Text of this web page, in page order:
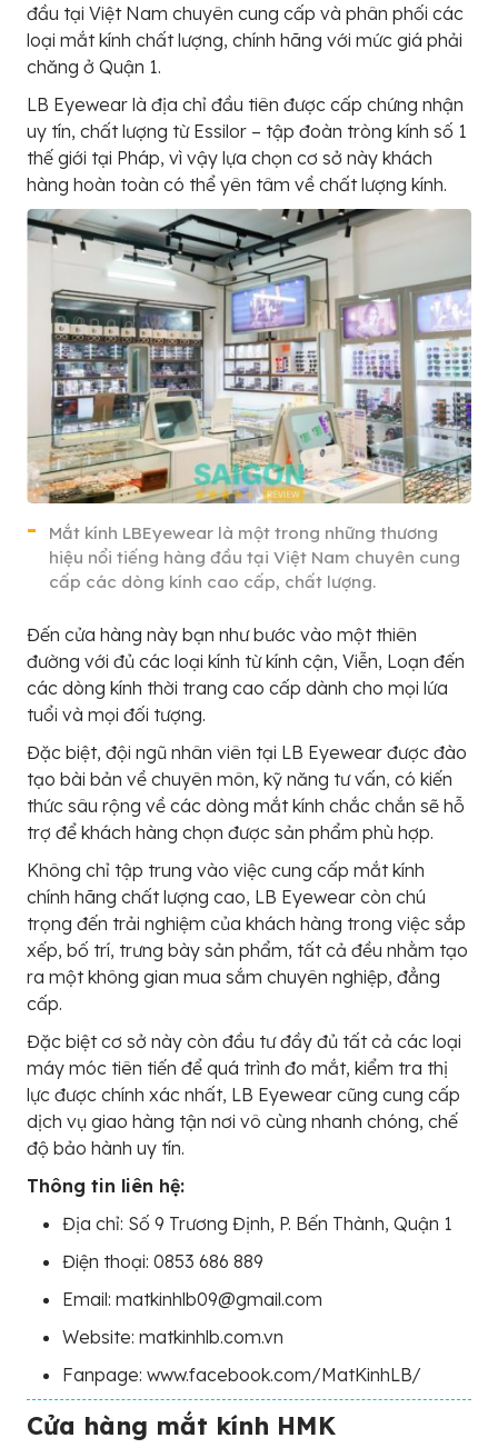
đầu tại Việt Nam chuyên cung cấp và phân phối các
loại mắt kính chất lượng, chính hãng với mức giá phải
chăng ở Quận 1.
LB Eyewear là địa chỉ đầu tiên được cấp chứng nhận
uy tín, chất lượng từ Essilor – tập đoàn tròng kính số 1
thế giới tại Pháp, vì vậy lựa chọn cơ sở này khách
hàng hoàn toàn có thể yên tâm về chất lượng kính.
Mắt kính LBEyewear là một trong những thương
hiệu nổi tiếng hàng đầu tại Việt Nam chuyên cung
cấp các dòng kính cao cấp, chất lượng.
Đến cửa hàng này bạn như bước vào một thiên
đường với đủ các loại kính từ kính cận, Viễn, Loạn đến
các dòng kính thời trang cao cấp dành cho mọi lứa
tuổi và mọi đối tượng.
Đặc biệt, đội ngũ nhân viên tại LB Eyewear được đào
tạo bài bản về chuyên môn, kỹ năng tư vấn, có kiến
thức sâu rộng về các dòng mắt kính chắc chắn sẽ hỗ
trợ để khách hàng chọn được sản phẩm phù hợp.
Không chỉ tập trung vào việc cung cấp mắt kính
chính hãng chất lượng cao, LB Eyewear còn chú
trọng đến trải nghiệm của khách hàng trong việc sắp
xếp, bố trí, trưng bày sản phẩm, tất cả đều nhằm tạo
ra một không gian mua sắm chuyên nghiệp, đẳng
cấp.
Đặc biệt cơ sở này còn đầu tư đầy đủ tất cả các loại
máy móc tiên tiến để quá trình đo mắt, kiểm tra thị
lực được chính xác nhất, LB Eyewear cũng cung cấp
dịch vụ giao hàng tận nơi vô cùng nhanh chóng, chế
độ bảo hành uy tín.
Thông tin liên hệ:
Địa chỉ: Số 9 Trương Định, P. Bến Thành, Quận 1
Điện thoại: 0853 686 889
Email: matkinhlb09@gmail.com
Website: matkinhlb.com.vn
Fanpage: www.facebook.com/MatKinhLB/
Cửa hàng mắt kính HMK